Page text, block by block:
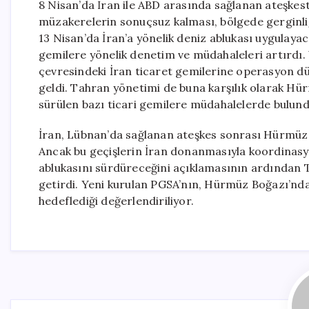
8 Nisan’da İran ile ABD arasında sağlanan
müzakerelerin sonuçsuz kalması, bölgede
13 Nisan’da İran’a yönelik deniz ablukası
gemilere yönelik denetim ve müdahaleleri
çevresindeki İran ticaret gemilerine operasyon
geldi. Tahran yönetimi de buna karşılık olarak
sürülen bazı ticari gemilere müdahalelerde
İran, Lübnan’da sağlanan ateşkes sonrası
Ancak bu geçişlerin İran donanmasıyla
ablukasını sürdüreceğini açıklamasının
getirdi. Yeni kurulan PGSA’nın, Hürmüz
hedeflediği değerlendiriliyor.